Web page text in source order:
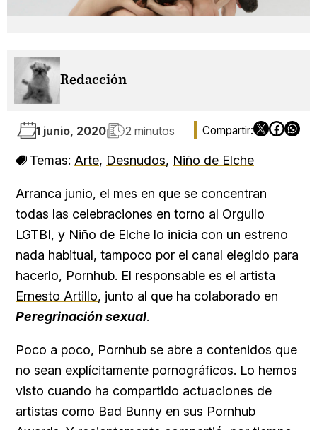
Redacción
1 junio, 2020 2 minutos
Temas: Arte, Desnudos, Niño de Elche
Arranca junio, el mes en que se concentran
todas las celebraciones en torno al Orgullo
LGTBI, y Niño de Elche lo inicia con un estreno
nada habitual, tampoco por el canal elegido para
hacerlo, Pornhub. El responsable es el artista
Ernesto Artillo, junto al que ha colaborado en
Peregrinación sexual.
Poco a poco, Pornhub se abre a contenidos que
no sean explícitamente pornográficos. Lo hemos
visto cuando ha compartido actuaciones de
artistas como Bad Bunny en sus Pornhub